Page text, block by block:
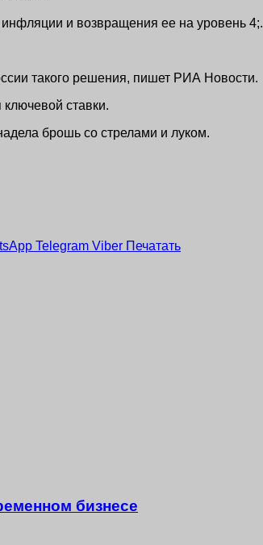
и возвращения ее на уровень 4;.
такого решения, пишет РИА Новости.
ставки.
брошь со стрелами и луком.
Telegram Viber Печатать
бизнесе